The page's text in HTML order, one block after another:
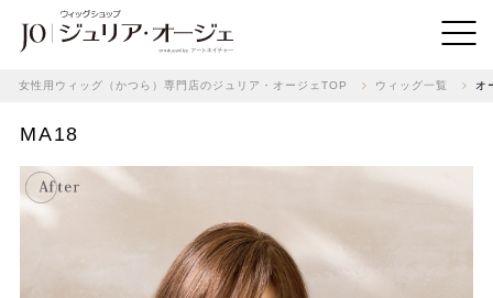
女性用ウィッグ（かつら）専門店のジュリア・オージェTOP ウィッグ一覧 オ
MA18